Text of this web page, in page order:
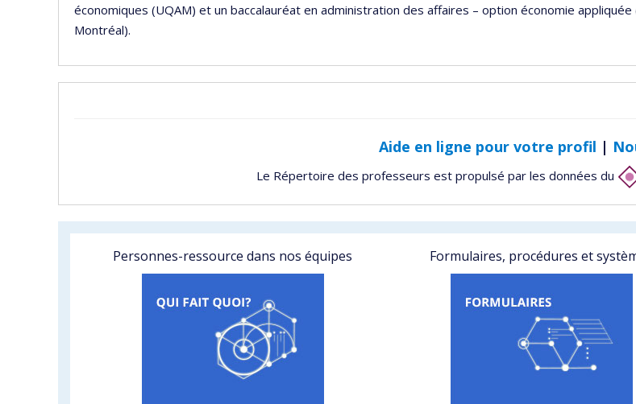
économiques (UQAM) et un baccalauréat en administration des affaires – option économie appliquée
Montréal).
Aide en ligne pour votre profil |
Le Répertoire des professeurs est propulsé par les données du
Personnes-ressource dans nos équipes Formulaires, procédures et